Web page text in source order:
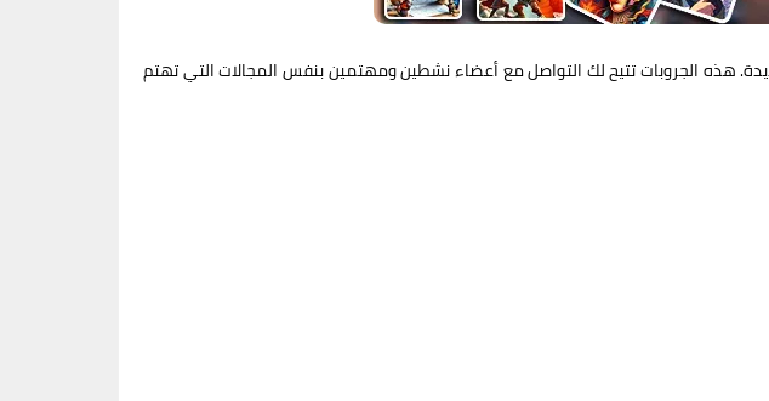
هذه الجروبات تتيح لك التواصل مع أعضاء نشطين ومهتمين بنفس المجالات التي تهتم